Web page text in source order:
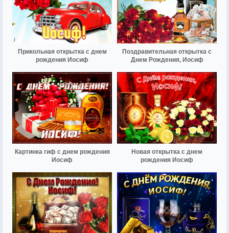
Прикольная открытка с днем
рождения Иосиф
Поздравительная открытка с
Днем Рождения, Иосиф
Картинка гиф с днем рождения
Иосиф
Новая открытка с днем
рождения Иосиф